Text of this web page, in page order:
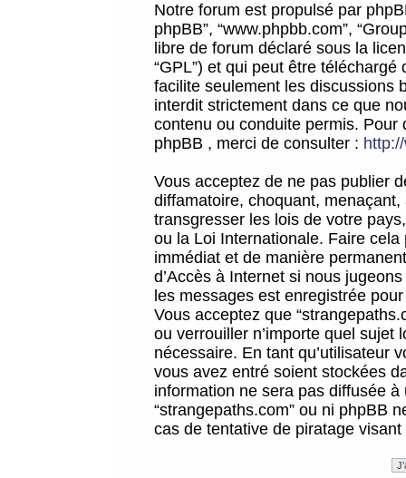
Notre forum est propulsé par
phpBB”, “www.phpbb.com”,
libre de forum déclaré sous la
“GPL”) et qui peut être téléchargé
facilite seulement les discussions
interdit strictement dans ce que
contenu ou conduite permis.
phpBB , merci de consulter :
Vous acceptez de ne pas publier
diffamatoire, choquant,
transgresser les lois de votre
ou la Loi Internationale. Faire
immédiat et de manière
d’Accès à Internet si nous
les messages est enregistrée
Vous acceptez que
ou verrouiller n’importe quel sujet
nécessaire. En tant qu’utilisateur
vous avez entré soient stockées
information ne sera pas diffusée
“strangepaths.com” ou ni phpBB
cas de tentative de piratage